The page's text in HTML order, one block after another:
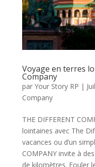
Voyage en terres
Company
par Your Story RP |
Company
THE DIFFERENT
lointaines avec The
vacances ou d’un
COMPANY invite à
de kilomètres. Fouler